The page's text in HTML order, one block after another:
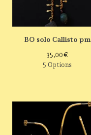
BO solo Callisto pm
35,00€
5 Options